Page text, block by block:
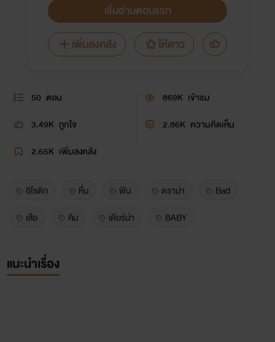
เริ่มอ่านตอนแรก
เพิ่มลงคลัง
ให้ดาว
50 ตอน 869K เข้าชม
3.49K ถูกใจ 2.86K ความคิดเห็น
2.65K เพิ่มลงคลัง
อิโรติก หื่น ฟิน ดราม่า
Bad
เสือ
คิม เดียร์น่า BABY
แนะนำเรื่อง